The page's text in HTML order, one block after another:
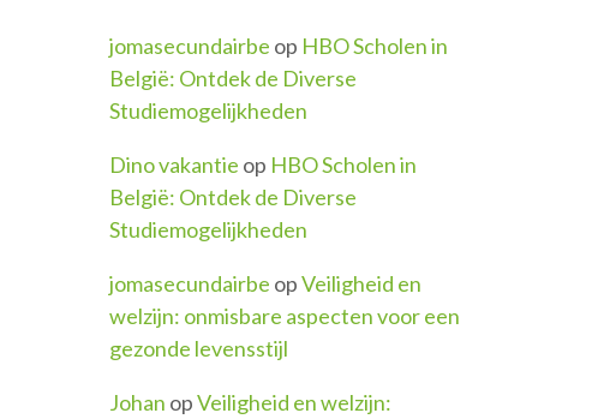
jomasecundairbe op HBO Scholen in
België: Ontdek de Diverse
Studiemogelijkheden
Dino vakantie op HBO Scholen in
België: Ontdek de Diverse
Studiemogelijkheden
jomasecundairbe opVeiligheid en
welzijn: onmisbare aspecten voor een
gezonde levensstijl
Johan opVeiligheid en welzijn: